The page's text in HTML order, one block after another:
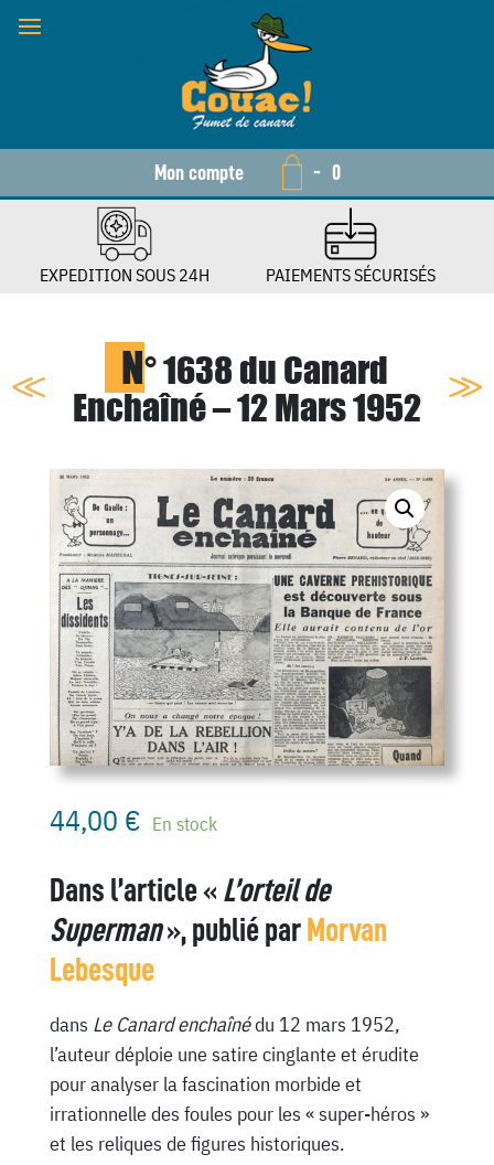
Mon compte - 0
EXPEDITION SOUS 24H PAIEMENTS SÉCURISÉS
N° 1638 du Canard
Enchaîné – 12 Mars 1952
44,00 € En stock
Dans l’article « L’orteil de
Superman », publié par Morvan
Lebesque
dans Le Canard enchaînédu 12 mars 1952,
l’auteur déploie une satire cinglante et érudite
pour analyser la fascination morbide et
irrationnelle des foules pour les « super-héros »
et les reliques de figures historiques.